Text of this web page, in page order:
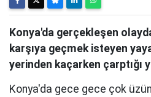
Konya'da gerçekleşen
karşıya geçmek isteyen
yerinden kaçarken çarptığı
Konya'da gece gece çok